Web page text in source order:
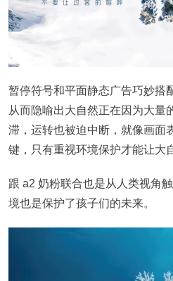
暂停符号和平面静态广告巧妙搭
从而隐喻出大自然正在因为大量
滞，运转也被迫中断，就像画面
键，只有重视环境保护才能让大
跟 a2 奶粉联合也是从人类视角
境也是保护了孩子们的未来。